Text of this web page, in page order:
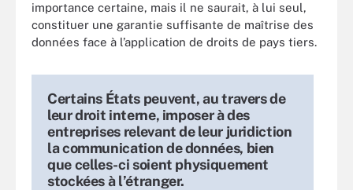
importance certaine, mais il ne saurait, à lui seul,
constituer une garantie suffisante de maîtrise des
données face à l’application de droits de pays tiers.
Certains États peuvent, au travers de
leur droit interne, imposer à des
entreprises relevant de leur juridiction
la communication de données, bien
que celles-ci soient physiquement
stockées à l’étranger.